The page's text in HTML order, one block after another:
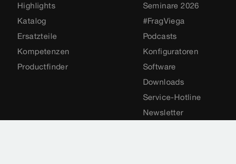
Highlights
Katalog
Ersatzteile
Kompetenzen
Productfinder
Seminare 2026
#FragViega
Podcasts
Konfiguratoren
Software
Downloads
Service-Hotline
Newsletter